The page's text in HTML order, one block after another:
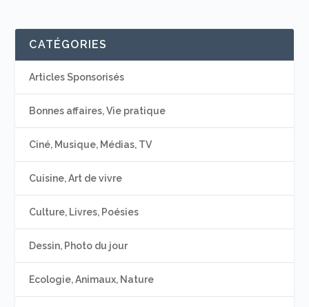
CATÉGORIES
Articles Sponsorisés
Bonnes affaires, Vie pratique
Ciné, Musique, Médias, TV
Cuisine, Art de vivre
Culture, Livres, Poésies
Dessin, Photo du jour
Ecologie, Animaux, Nature